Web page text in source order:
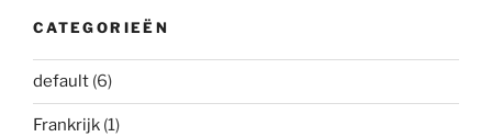
CATEGORIEËN
default (6)
Frankrijk (1)